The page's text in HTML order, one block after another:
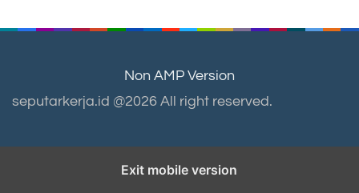
Non AMP Version
seputarkerja.id @2026 All right reserved.
Exit mobile version